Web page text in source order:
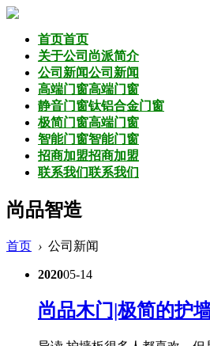
首页首页
关于公司 尚派简介
公司新闻公司新闻
高端门窗高端门窗
静音门窗钛铝合金门窗
极简门窗高端门窗
智能门窗智能门窗
招商加盟招商加盟
联系我们联系我们
尚品智造
首页 › 公司新闻
202005-14
尚品木门|极简的护